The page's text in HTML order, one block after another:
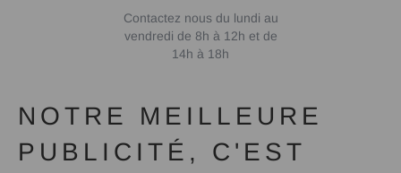
Contactez nous du lundi au
vendredi de 8h à 12h et de
14h à 18h
NOTRE MEILLEURE
PUBLICITÉ, C'EST